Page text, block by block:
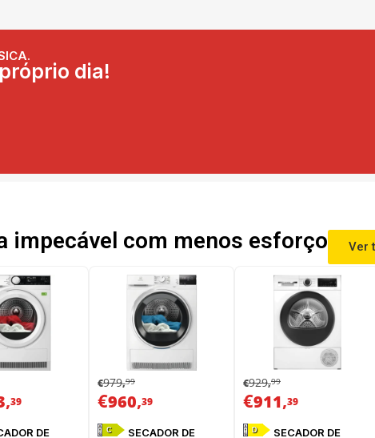
dia!
impecável com menos esforço Ver
,39
€979,99
€960,39
C
€929,99
€911,39
D